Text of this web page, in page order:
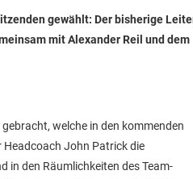
gewählt: Der bisherige
mit Alexander Reil und dem
welche in den kommenden
Headcoach John Patrick die
in den Räumlichkeiten des Team-